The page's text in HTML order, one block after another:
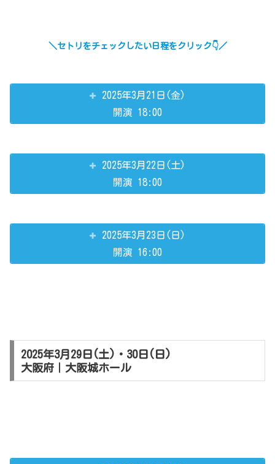
＼セトリをチェックしたい日程をクリック👇／
2025年3月21日(金)
開演 18:00
2025年3月22日(土)
開演 18:00
2025年3月23日(日)
開演 16:00
2025年3月29日(土)・30日(日)
大阪府｜大阪城ホール